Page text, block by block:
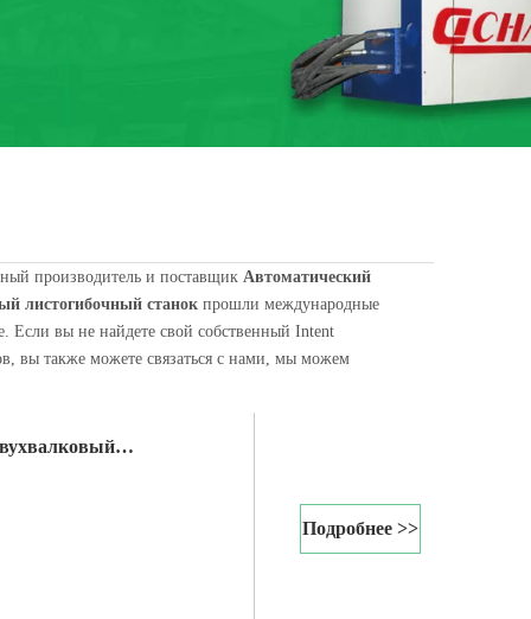
или лист v. В современном цехе холодной прокатки
производитель и поставщик Автоматический
листогибочный станок прошли международные
Если вы не найдете свой собственный Intent
вы также можете связаться с нами, мы можем
Подробнее >>